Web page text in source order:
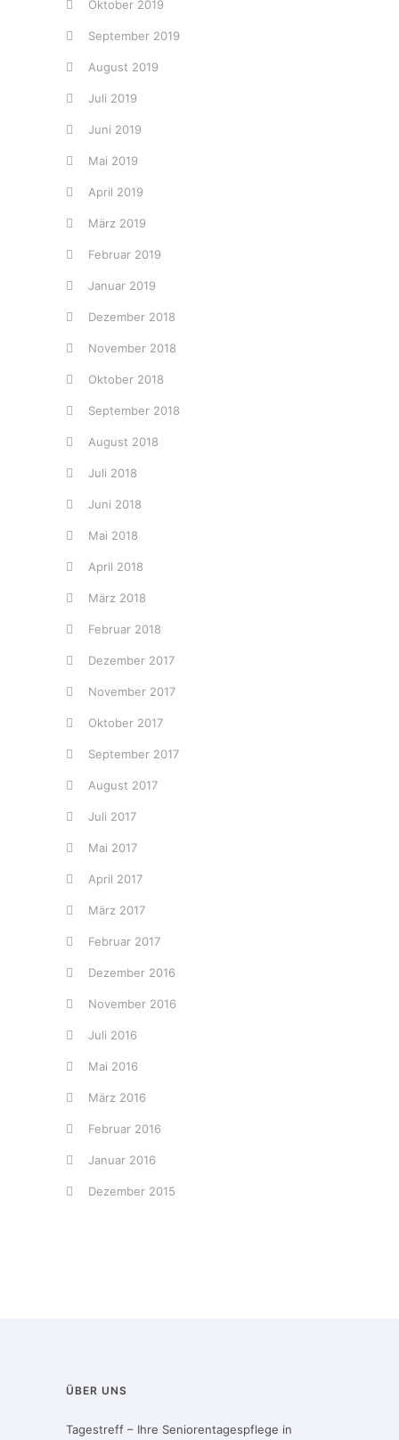
Oktober 2019
September 2019
August 2019
Juli 2019
Juni 2019
Mai 2019
April 2019
März 2019
Februar 2019
Januar 2019
Dezember 2018
November 2018
Oktober 2018
September 2018
August 2018
Juli 2018
Juni 2018
Mai 2018
April 2018
März 2018
Februar 2018
Dezember 2017
November 2017
Oktober 2017
September 2017
August 2017
Juli 2017
Mai 2017
April 2017
März 2017
Februar 2017
Dezember 2016
November 2016
Juli 2016
Mai 2016
März 2016
Februar 2016
Januar 2016
Dezember 2015
ÜBER UNS
Tagestreff – Ihre Seniorentagespflege in